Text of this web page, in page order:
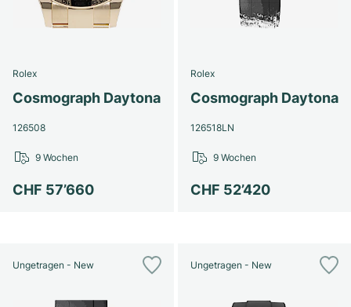
Rolex
Cosmograph Daytona
126508
CHF 57’660
9 Wochen
Rolex
Cosmograph Daytona
126518LN
CHF 52’420
9 Wochen
Ungetragen - New Ungetragen - New